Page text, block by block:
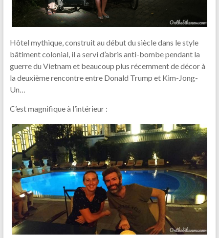
Hôtel mythique, construit au début du siècle dans le style
bâtiment colonial, il a servi d’abris anti-bombe pendant la
guerre du Vietnam et beaucoup plus récemment de décor à
la deuxième rencontre entre Donald Trump et Kim-Jong-
Un…
C’est magnifique à l’intérieur :